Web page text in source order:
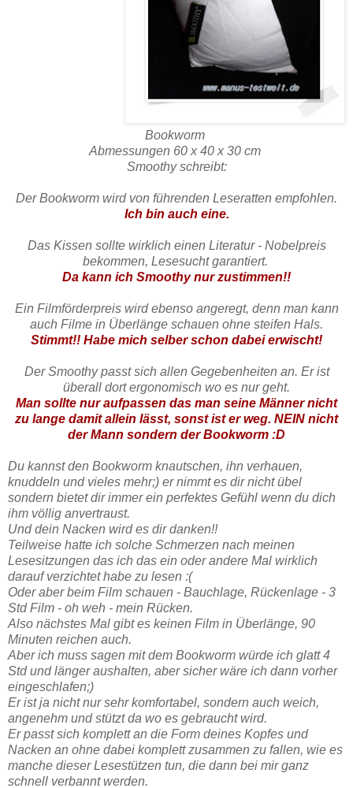
Bookworm
Abmessungen 60 x 40 x 30 cm
Smoothy schreibt:
Der Bookworm wird von führenden Leseratten empfohlen.
Ich bin auch eine.
Das Kissen sollte wirklich einen Literatur - Nobelpreis
bekommen, Lesesucht garantiert.
Da kann ich Smoothy nur zustimmen!!
Ein Filmförderpreis wird ebenso angeregt, denn man kann
auch Filme in Überlänge schauen ohne steifen Hals.
Stimmt!! Habe mich selber schon dabei erwischt!
Der Smoothy passt sich allen Gegebenheiten an. Er ist
überall dort ergonomisch wo es nur geht.
Man sollte nur aufpassen das man seine Männer nicht
zu lange damit allein lässt, sonst ist er weg. NEIN nicht
der Mann sondern der Bookworm :D
Du kannst den Bookworm knautschen, ihn verhauen,
knuddeln und vieles mehr;) er nimmt es dir nicht übel
sondern bietet dir immer ein perfektes Gefühl wenn du dich
ihm völlig anvertraust.
Und dein Nacken wird es dir danken!!
Teilweise hatte ich solche Schmerzen nach meinen
Lesesitzungen das ich das ein oder andere Mal wirklich
darauf verzichtet habe zu lesen :(
Oder aber beim Film schauen - Bauchlage, Rückenlage - 3
Std Film - oh weh - mein Rücken.
Also nächstes Mal gibt es keinen Film in Überlänge, 90
Minuten reichen auch.
Aber ich muss sagen mit dem Bookworm würde ich glatt 4
Std und länger aushalten, aber sicher wäre ich dann vorher
eingeschlafen;)
Er ist ja nicht nur sehr komfortabel, sondern auch weich,
angenehm und stützt da wo es gebraucht wird.
Er passt sich komplett an die Form deines Kopfes und
Nacken an ohne dabei komplett zusammen zu fallen, wie es
manche dieser Lesestützen tun, die dann bei mir ganz
schnell verbannt werden.